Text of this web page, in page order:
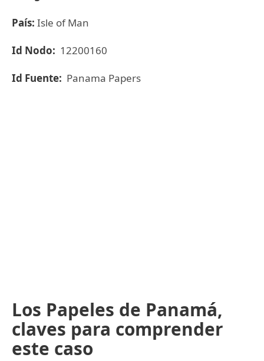
País: Isle of Man
Id Nodo: 12200160
Id Fuente: Panama Papers
Los Papeles de Panamá,
claves para comprender
este caso